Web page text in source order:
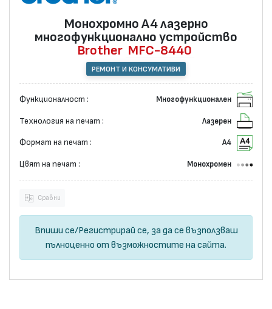
Монохромно А4 лазернo
многофункционално устройство
Brother MFC-8440
РЕМОНТ И КОНСУМАТИВИ
Функционалност : Многофункционален
Технология на печат : Лазерен
Формат на печат : А4
Цвят на печат : Монохромен
Сравни
Впиши се/Регистрирай се, за да се възползваш
пълноценно от възможностите на сайта.